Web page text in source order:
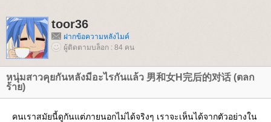
toor36
ฝากข้อความหลังไมค์
ผู้ติดตามบล็อก : 84 คน
หนุ่มสาวคุยกันหลังมีอะไรกันแล้ว 男和女H完后的对话 (ตลก
ร้าย)
คนเราสมัยนี้ดูกันแต่ภายนอกไม่ได้จริงๆ เราจะเห็นได้จากตัวอย่างใน